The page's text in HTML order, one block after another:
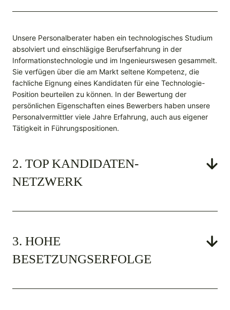
Unsere Personalberater haben ein technologisches Studium
absolviert und einschlägige Berufserfahrung in der
Informationstechnologie und im Ingenieurswesen gesammelt.
Sie verfügen über die am Markt seltene Kompetenz, die
fachliche Eignung eines Kandidaten für eine Technologie-
Position beurteilen zu können. In der Bewertung der
persönlichen Eigenschaften eines Bewerbers haben unsere
Personalvermittler viele Jahre Erfahrung, auch aus eigener
Tätigkeit in Führungspositionen.
2. TOP KANDIDATEN-
NETZWERK
3. HOHE
BESETZUNGSERFOLGE